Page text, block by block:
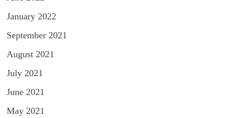
January 2022
September 2021
August 2021
July 2021
June 2021
May 2021